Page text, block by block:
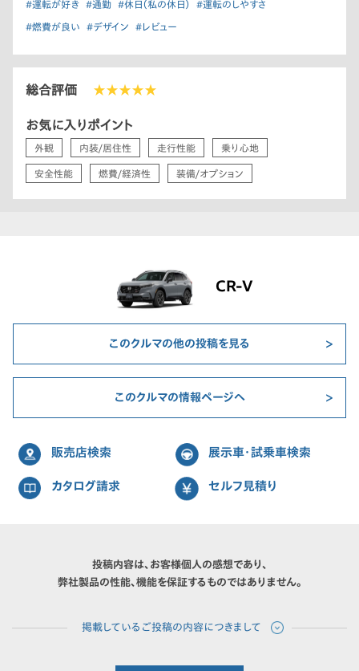
#運転が好き #通勤 #休日（私の休日） #運転のしやすさ
#燃費が良い #デザイン #レビュー
総合評価 ★★★★★
お気に入りポイント
外観 内装/居住性 走行性能 乗り心地
安全性能 燃費/経済性 装備/オプション
CR-V
このクルマの他の投稿を見る
このクルマの情報ページへ
販売店検索 展示車・試乗車検索
カタログ請求 セルフ見積り
投稿内容は、お客様個人の感想であり、
弊社製品の性能、機能を保証するものではありません。